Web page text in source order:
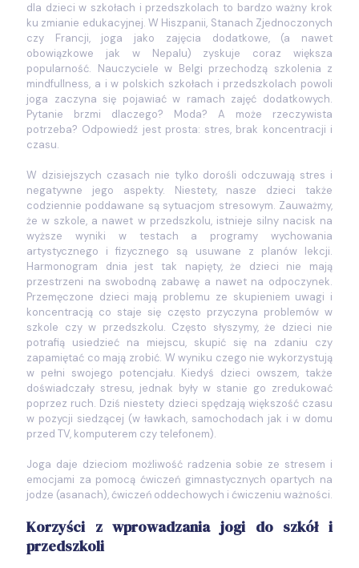
dla dzieci w szkołach i przedszkolach to bardzo ważny krok
ku zmianie edukacyjnej. W Hiszpanii, Stanach Zjednoczonych
czy Francji, joga jako zajęcia dodatkowe, (a nawet
obowiązkowe jak w Nepalu) zyskuje coraz większa
popularność. Nauczyciele w Belgi przechodzą szkolenia z
mindfullness, a i w polskich szkołach i przedszkolach powoli
joga zaczyna się pojawiać w ramach zajęć dodatkowych.
Pytanie brzmi dlaczego? Moda? A może rzeczywista
potrzeba? Odpowiedź jest prosta: stres, brak koncentracji i
czasu.
W dzisiejszych czasach nie tylko dorośli odczuwają stres i
negatywne jego aspekty. Niestety, nasze dzieci także
codziennie poddawane są sytuacjom stresowym. Zauważmy,
że w szkole, a nawet w przedszkolu, istnieje silny nacisk na
wyższe wyniki w testach a programy wychowania
artystycznego i fizycznego są usuwane z planów lekcji.
Harmonogram dnia jest tak napięty, że dzieci nie mają
przestrzeni na swobodną zabawę a nawet na odpoczynek.
Przemęczone dzieci mają problemu ze skupieniem uwagi i
koncentracją co staje się często przyczyna problemów w
szkole czy w przedszkolu. Często słyszymy, że dzieci nie
potrafią usiedzieć na miejscu, skupić się na zdaniu czy
zapamiętać co mają zrobić. W wyniku czego nie wykorzystują
w pełni swojego potencjału. Kiedyś dzieci owszem, także
doświadczały stresu, jednak były w stanie go zredukować
poprzez ruch. Dziś niestety dzieci spędzają większość czasu
w pozycji siedzącej (w ławkach, samochodach jak i w domu
przed TV, komputerem czy telefonem).
Joga daje dzieciom możliwość radzenia sobie ze stresem i
emocjami za pomocą ćwiczeń gimnastycznych opartych na
jodze (asanach), ćwiczeń oddechowych i ćwiczeniu ważności.
Korzyści z wprowadzania jogi do szkół i
przedszkoli